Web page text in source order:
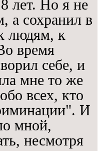
лет. Но я не
а сохранил в
людям, к
время
себе, и
мне то же
всех, кто
И
мной,
несмотря